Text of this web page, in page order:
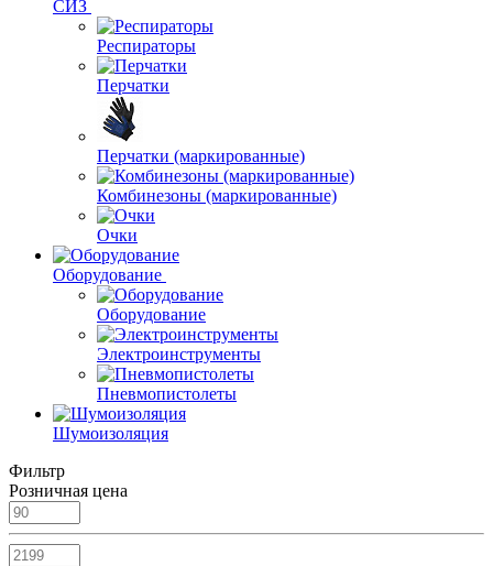
СИЗ
Респираторы
Перчатки
Перчатки (маркированные)
Комбинезоны (маркированные)
Очки
Оборудование
Оборудование
Электроинструменты
Пневмопистолеты
Шумоизоляция
Фильтр
Розничная цена